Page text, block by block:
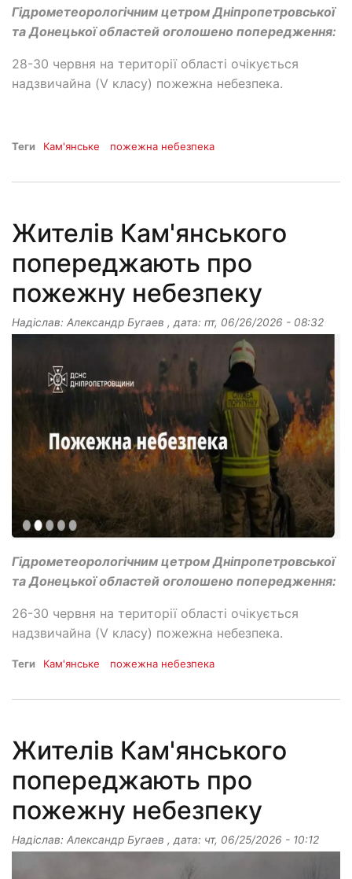
Гідрометеорологічним цетром Дніпропетровської
та Донецької областей оголошено попередження:
28-30 червня на території області очікується
надзвичайна (V класу) пожежна небезпека.
Теги Кам'янське пожежна небезпека
Жителів Кам'янського
попереджають про
пожежну небезпеку
Надіслав: Александр Бугаев , дата: пт, 06/26/2026 - 08:32
Гідрометеорологічним цетром Дніпропетровської
та Донецької областей оголошено попередження:
26-30 червня на території області очікується
надзвичайна (V класу) пожежна небезпека.
Теги Кам'янське пожежна небезпека
Жителів Кам'янського
попереджають про
пожежну небезпеку
Надіслав: Александр Бугаев , дата: чт, 06/25/2026 - 10:12